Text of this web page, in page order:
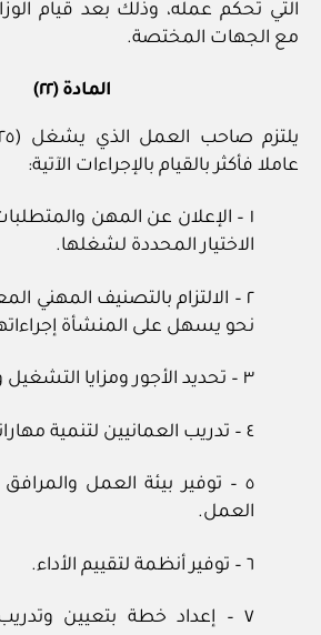
التي تحكم عمله، وذلك بعد قيام
مع الجهات المختصة.
المادة (٢٢)
عاملا فأكثر بالقيام بالإجراءات الآتية:
١ – الإعلان عن المهن
الاختيار المحددة لشغلها.
٢ – الالتزام بالتصنيف المهني
نحو يسهل على المنشأة
٣ – تحديد الأجور ومزايا التشغيل وشروط العمل.
٤ – تدريب العمانيين لتنمية مهاراتهم ورفع كفاءتهم.
٥ – توفير بيئة العمل
العمل.
٦ – توفير أنظمة لتقييم الأداء.
٧ – إعداد خطة بتعيين